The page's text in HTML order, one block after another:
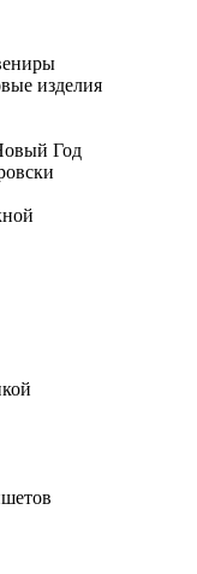
изделия
Год